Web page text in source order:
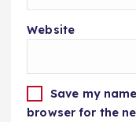
Website
Save my
browser for the